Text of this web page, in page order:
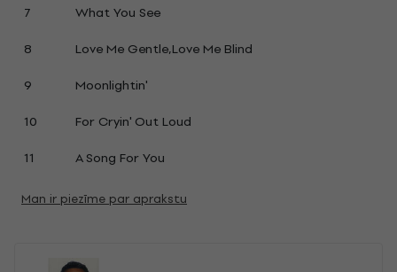
7
What You See
8
Love Me Gentle,Love Me Blind
9
Moonlightin'
10
For Cryin' Out Loud
11
A Song For You
Man ir piezīme par aprakstu